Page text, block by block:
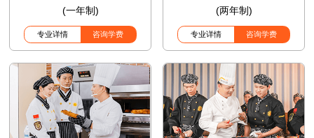
(一年制)
专业详情 咨询学费
(两年制)
专业详情 咨询学费